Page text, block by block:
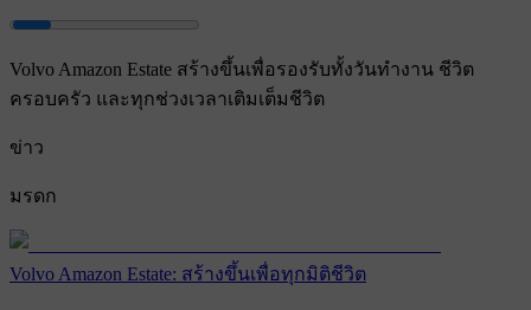
Volvo Amazon Estate สร้างขึ้นเพื่อรองรับทั้งวันทำงาน ชีวิต
ครอบครัว และทุกช่วงเวลาเติมเต็มชีวิต
ข่าว
มรดก
Volvo Amazon Estate: สร้างขึ้นเพื่อทุกมิติชีวิต